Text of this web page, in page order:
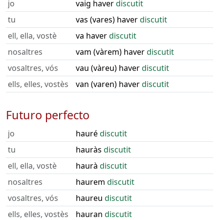
jo vaig haverdiscutit
tu
vas (vares) haverdiscutit
ell, ella, vostè
va haverdiscutit
nosaltres
vam (vàrem) haverdiscutit
vosaltres, vós
vau (vàreu) haverdiscutit
ells, elles, vostès
van (varen) haverdiscutit
Futuro perfecto
jo haurédiscutit
tu
hauràs discutit
ell, ella, vostè
haurà discutit
nosaltres
haurem discutit
vosaltres, vós
haureu discutit
ells, elles, vostès
hauran discutit